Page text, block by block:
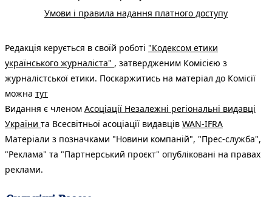
Умови і правила надання платного доступу
Редакція керується в своїй роботі "Кодексом етики
українського журналіста" , затвердженим Комісією з
журналістської етики. Поскаржитись на матеріал до Комісії
можна тут
Видання є членом Асоціації Незалежні регіональні видавці
України та Всесвітньої асоціації видавців WAN-IFRA
Матеріали з позначками "Новини компаній", "Прес-служба",
"Реклама" та "Партнерський проєкт" опубліковані на правах
реклами.